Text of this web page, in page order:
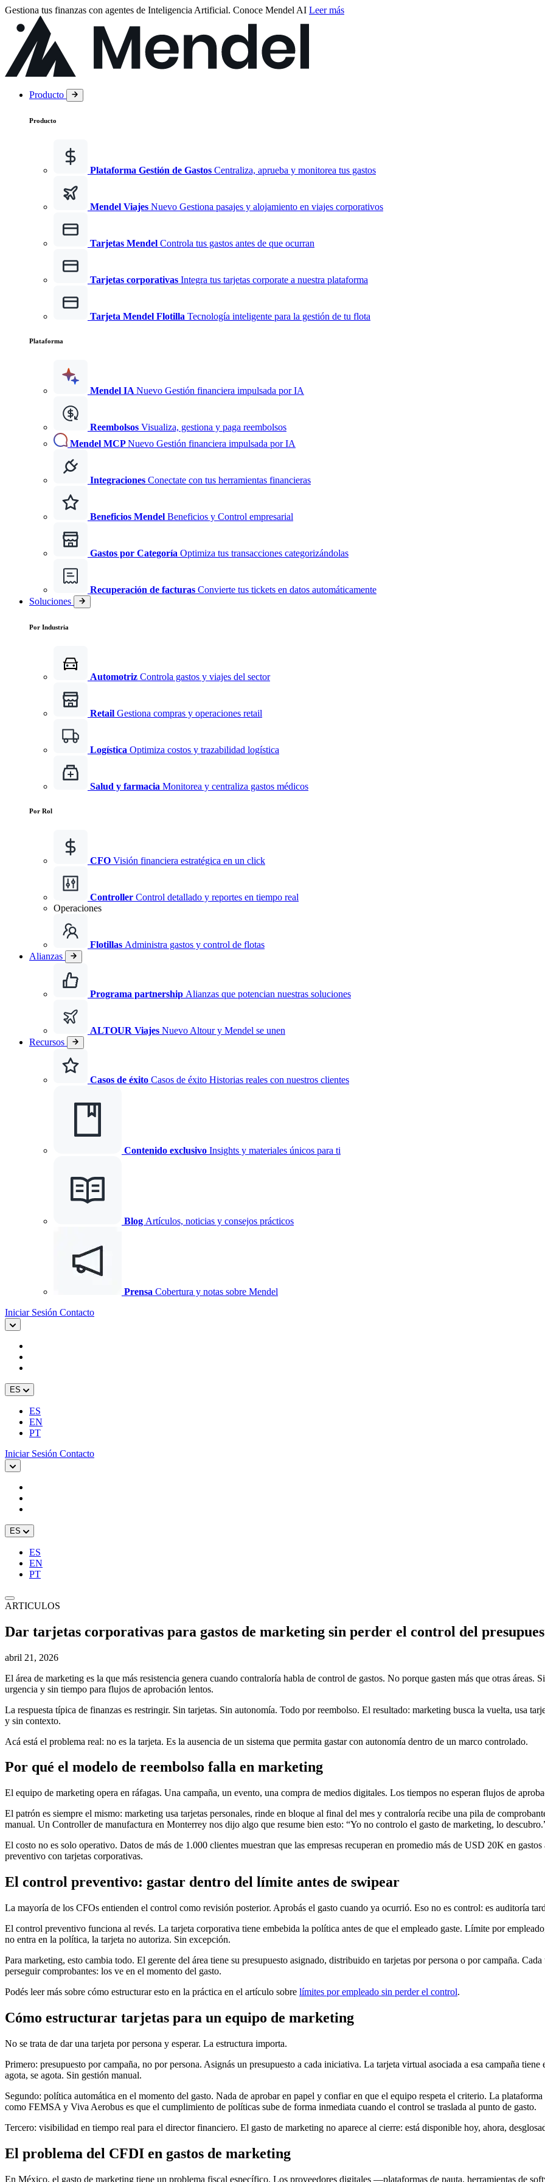
Gestiona tus finanzas con agentes de Inteligencia Artificial. Conoce Mendel AI Leer más
Producto
Producto
Plataforma Gestión de Gastos Centraliza, aprueba y monitorea tus gastos
Mendel Viajes Nuevo Gestiona pasajes y alojamiento en viajes corporativos
Tarjetas Mendel Controla tus gastos antes de que ocurran
Tarjetas corporativas Integra tus tarjetas corporate a nuestra plataforma
Tarjeta Mendel Flotilla Tecnología inteligente para la gestión de tu flota
Plataforma
Mendel IA Nuevo Gestión financiera impulsada por IA
Reembolsos Visualiza, gestiona y paga reembolsos
Mendel MCPNuevo Gestión financiera impulsada por IA
Integraciones Conectate con tus herramientas financieras
Beneficios Mendel Beneficios y Control empresarial
Gastos por Categoría Optimiza tus transacciones categorizándolas
Recuperación de facturas Convierte tus tickets en datos automáticamente
Soluciones
Por Industria
Automotriz Controla gastos y viajes del sector
Retail Gestiona compras y operaciones retail
Logística Optimiza costos y trazabilidad logística
Salud y farmacia Monitorea y centraliza gastos médicos
Por Rol
CFO Visión financiera estratégica en un click
Controller Control detallado y reportes en tiempo real
Operaciones
Flotillas Administra gastos y control de flotas
Alianzas
Programa partnership Alianzas que potencian nuestras soluciones
ALTOUR Viajes Nuevo Altour y Mendel se unen
Recursos
Casos de éxito Casos de éxito Historias reales con nuestros clientes
Contenido exclusivo Insights y materiales únicos para ti
Blog Artículos, noticias y consejos prácticos
Prensa Cobertura y notas sobre Mendel
Iniciar Sesión Contacto
ES
ES
EN
PT
Iniciar Sesión Contacto
ES
ES
EN
PT
ARTICULOS
Dar tarjetas corporativas para gastos de marketing sin perder el control del
abril 21, 2026
El área de marketing es la que más resistencia genera cuando contraloría habla de control de gastos. No porque gasten más que otras
urgencia y sin tiempo para flujos de aprobación lentos.
La respuesta típica de finanzas es restringir. Sin tarjetas. Sin autonomía. Todo por reembolso. El resultado: marketing busca la vuelta, usa
y sin contexto.
Acá está el problema real: no es la tarjeta. Es la ausencia de un sistema que permita gastar con autonomía dentro de un marco controlado.
Por qué el modelo de reembolso falla en marketing
El equipo de marketing opera en ráfagas. Una campaña, un evento, una compra de medios digitales. Los tiempos no esperan flujos de
El patrón es siempre el mismo: marketing usa tarjetas personales, rinde en bloque al final del mes y contraloría recibe una pila de
manual. Un Controller de manufactura en Monterrey nos dijo algo que resume bien esto: “Yo no controlo el gasto de marketing, lo
El costo no es solo operativo. Datos de más de 1.000 clientes muestran que las empresas recuperan en promedio más de USD 20K en
preventivo con tarjetas corporativas.
El control preventivo: gastar dentro del límite antes de swipear
La mayoría de los CFOs entienden el control como revisión posterior. Aprobás el gasto cuando ya ocurrió. Eso no es control: es auditoría
El control preventivo funciona al revés. La tarjeta corporativa tiene embebida la política antes de que el empleado gaste. Límite por
no entra en la política, la tarjeta no autoriza. Sin excepción.
Para marketing, esto cambia todo. El gerente del área tiene su presupuesto asignado, distribuido en tarjetas por persona o por campaña.
perseguir comprobantes: los ve en el momento del gasto.
Podés leer más sobre cómo estructurar esto en la práctica en el artículo sobre límites por empleado sin perder el control.
Cómo estructurar tarjetas para un equipo de marketing
No se trata de dar una tarjeta por persona y esperar. La estructura importa.
Primero: presupuesto por campaña, no por persona. Asignás un presupuesto a cada iniciativa. La tarjeta virtual asociada a esa campaña
agota, se agota. Sin gestión manual.
Segundo: política automática en el momento del gasto. Nada de aprobar en papel y confiar en que el equipo respeta el criterio. La
como FEMSA y Viva Aerobus es que el cumplimiento de políticas sube de forma inmediata cuando el control se traslada al punto de gasto.
Tercero: visibilidad en tiempo real para el director financiero. El gasto de marketing no aparece al cierre: está disponible hoy, ahora,
El problema del CFDI en gastos de marketing
En México, el gasto de marketing tiene un problema fiscal específico. Los proveedores digitales —plataformas de pauta, herramientas de